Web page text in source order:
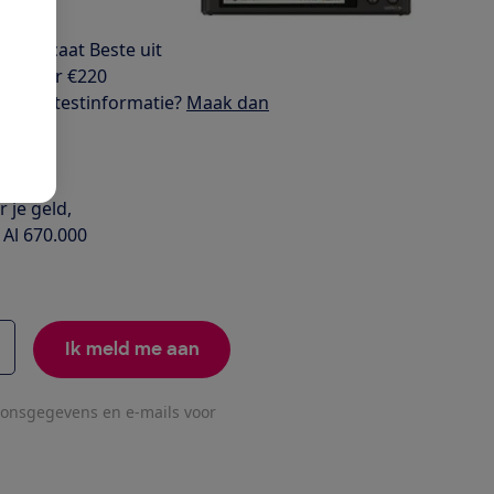
predicaat Beste uit
maar €220
deze testinformatie? Maak dan
je geld,
670.000
Ik meld me aan
en e-mails voor